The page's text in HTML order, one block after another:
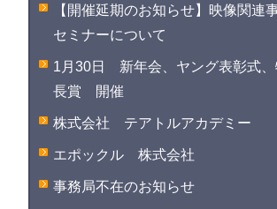
【開催延期のお知らせ】映像関連
セミナーについて
1月30日 新年会、ヤング表彰式、
長賞 開催
株式会社 テアトルアカデミー
エポックル 株式会社
事務局不在のお知らせ